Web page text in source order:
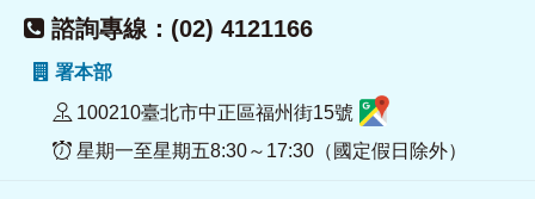
諮詢專線：(02) 4121166
署本部
100210臺北市中正區福州街15號
星期一至星期五8:30～17:30（國定假日除外）